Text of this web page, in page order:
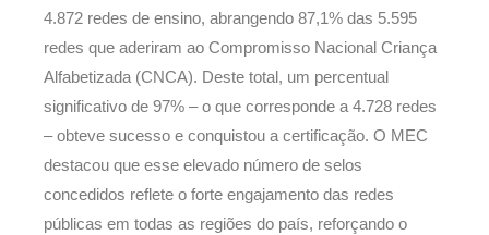
4.872 redes de ensino, abrangendo 87,1% das 5.595
redes que aderiram ao Compromisso Nacional Criança
Alfabetizada (CNCA). Deste total, um percentual
significativo de 97% – o que corresponde a 4.728 redes
– obteve sucesso e conquistou a certificação. O MEC
destacou que esse elevado número de selos
concedidos reflete o forte engajamento das redes
públicas em todas as regiões do país, reforçando o